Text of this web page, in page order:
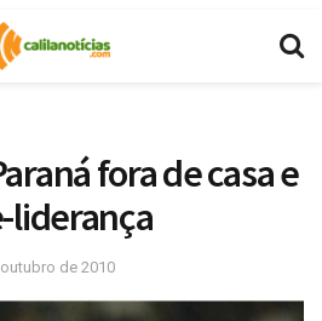
fora de casa e
liderança
de 2010